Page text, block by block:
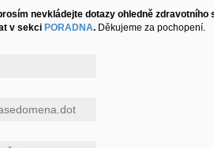
nevkládejte dotazy ohledně zdravotního
v sekci PORADNA. Děkujeme za pochopení.